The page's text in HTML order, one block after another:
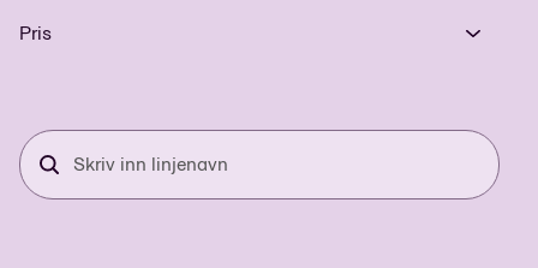
Pris
inn
linjenavn